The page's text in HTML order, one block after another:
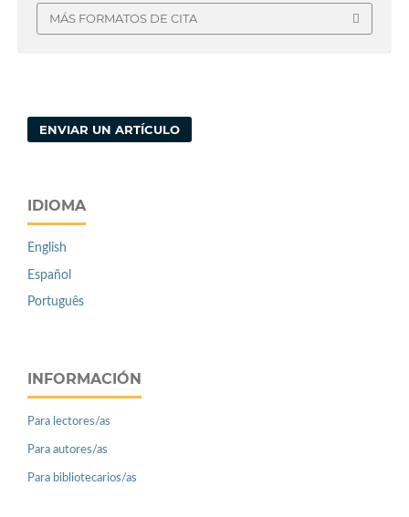
MÁS FORMATOS DE CITA
ENVIAR UN ARTÍCULO
IDIOMA
English
Español
Português
INFORMACIÓN
Para lectores/as
Para autores/as
Para bibliotecarios/as